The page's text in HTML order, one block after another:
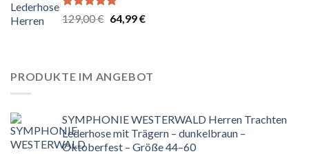
Bewertet
5.00
129,00€ Ursprünglicher
64,99€Aktueller
PRODUKTE IM ANGEBOT
SYMPHONIE WESTERWALD Herren Trachten
Lederhose mit Trägern – dunkelbraun –
Oktoberfest – Größe 44–60